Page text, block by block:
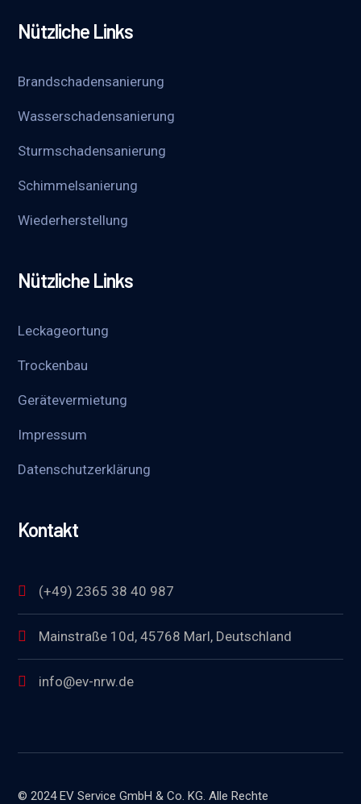
Nützliche Links
Brandschadensanierung
Wasserschadensanierung
Sturmschadensanierung
Schimmelsanierung
Wieder­herstellung
Nützliche Links
Leckageortung
Trockenbau
Gerätevermietung
Impressum
Datenschutzerklärung
Kontakt
(+49) 2365 38 40 987
Mainstraße 10d, 45768 Marl, Deutschland
info@ev-nrw.de
© 2024 EV Service GmbH & Co. KG. Alle Rechte